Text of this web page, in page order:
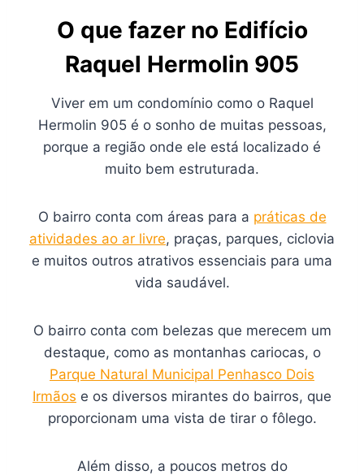
O que fazer no Edifício
Raquel Hermolin 905
Viver em um condomínio como o Raquel
Hermolin 905 é o sonho de muitas pessoas,
porque a região onde ele está localizado é
muito bem estruturada.
O bairro conta com áreas para a práticas de
atividades ao ar livre, praças, parques, ciclovia
e muitos outros atrativos essenciais para uma
vida saudável.
O bairro conta com belezas que merecem um
destaque, como as montanhas cariocas, o
Parque Natural Municipal Penhasco Dois
Irmãos e os diversos mirantes do bairros, que
proporcionam uma vista de tirar o fôlego.
Além disso, a poucos metros do